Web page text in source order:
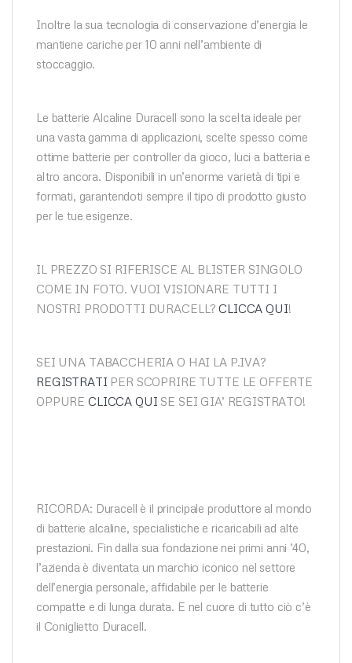
Inoltre la sua tecnologia di conservazione d’energia le
mantiene cariche per 10 anni nell’ambiente di
stoccaggio.
Le batterie Alcaline Duracell sono la scelta ideale per
una vasta gamma di applicazioni, scelte spesso come
ottime batterie per controller da gioco, luci a batteria e
altro ancora. Disponibili in un’enorme varietà di tipi e
formati, garantendoti sempre il tipo di prodotto giusto
per le tue esigenze.
IL PREZZO SI RIFERISCE AL BLISTER SINGOLO
COME IN FOTO. VUOI VISIONARE TUTTI I
NOSTRI PRODOTTI DURACELL?CLICCA QUI!
SEI UNA TABACCHERIA O HAI LA P.IVA?
REGISTRATI PER SCOPRIRE TUTTE LE OFFERTE
OPPURE CLICCA QUI SE SEI GIA’ REGISTRATO!
RICORDA: Duracell è il principale produttore al mondo
di batterie alcaline, specialistiche e ricaricabili ad alte
prestazioni. Fin dalla sua fondazione nei primi anni ’40,
l’azienda è diventata un marchio iconico nel settore
dell’energia personale, affidabile per le batterie
compatte e di lunga durata. E nel cuore di tutto ciò c’è
il Coniglietto Duracell.